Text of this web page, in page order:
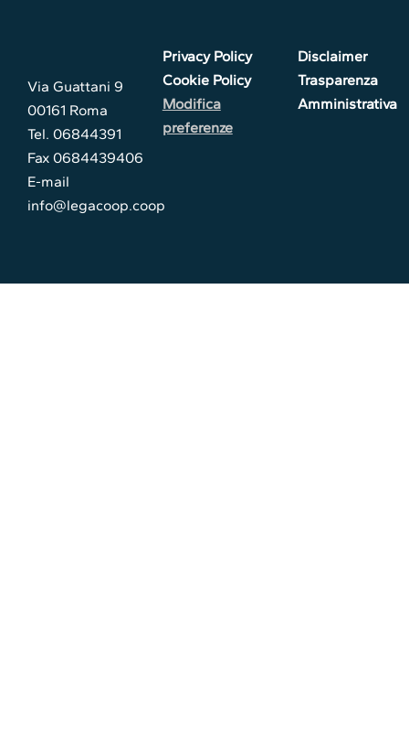
Via Guattani 9
00161 Roma
Tel. 06844391
Fax 0684439406
E-mail
info@legacoop.coop
Privacy Policy
Cookie Policy
Modifica
preferenze
Disclaimer
Trasparenza
Amministrativa